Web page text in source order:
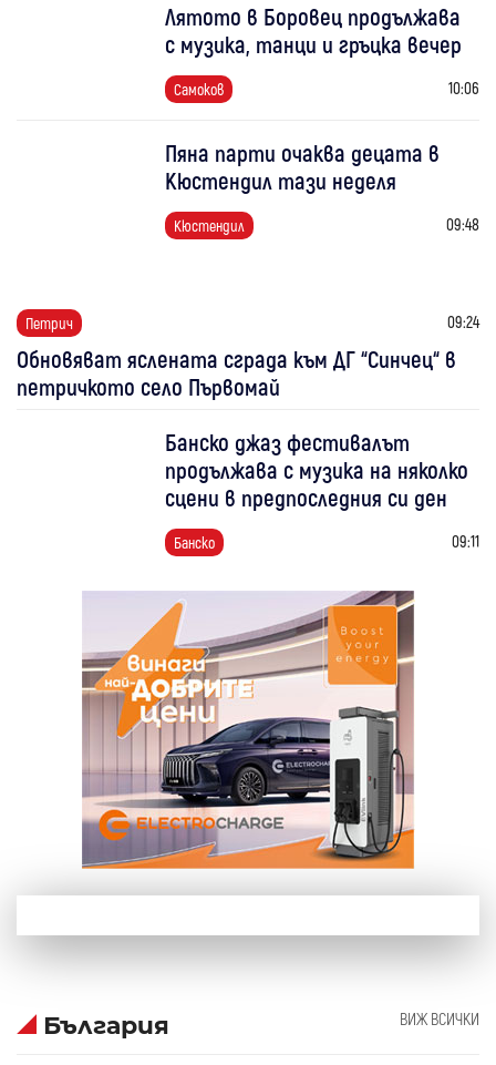
Лятото в Боровец продължава
с музика, танци и гръцка вечер
Самоков 10:06
Пяна парти очаква децата в
Кюстендил тази неделя
Кюстендил 09:48
Петрич 09:24
Обновяват яслената сграда към ДГ “Синчец“ в
петричкото село Първомай
Банско джаз фестивалът
продължава с музика на няколко
сцени в предпоследния си ден
Банско 09:11
България ВИЖ ВСИЧКИ